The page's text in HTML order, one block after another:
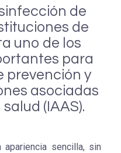
de
de
uno de los
para
prevención y
asociadas
(IAAS).
sencilla, sin